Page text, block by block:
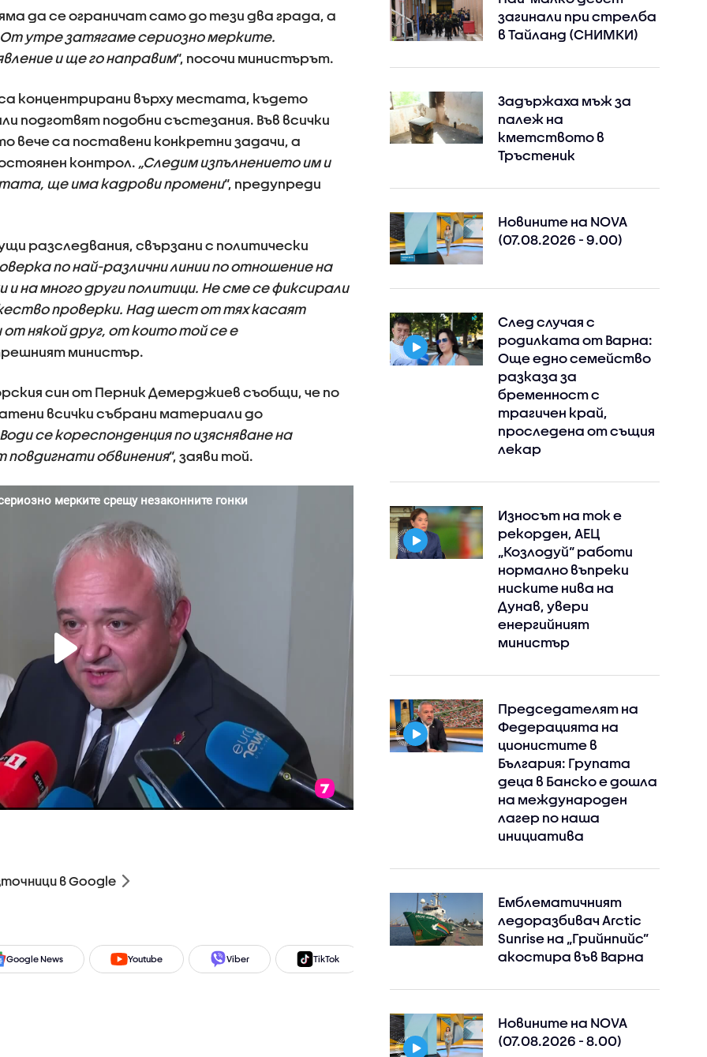
да се ограничат само до тези два града, а
утре затягаме сериозно мерките.
и ще го направим“, посочи министърът.
концентрирани върху местата, където
подготвят подобни състезания. Във всички
са поставени конкретни задачи, а
контрол. „Следим изпълнението им и
ще има кадрови промени“, предупреди
разследвания, свързани с политически
по най-различни линии по отношение на
на много други политици. Не сме се фиксирали
проверки. Над шест от тях касаят
някой друг, от които той се е
министър.
син от Перник Демерджиев съобщи, че по
всички събрани материали до
се кореспонденция по изясняване на
обвинения“, заяви той.
в Google
Google News Youtube Viber TikTok Facebook
загинали при стрелба
в Тайланд (СНИМКИ)
Задържаха мъж за
палеж на
кметството в
Тръстеник
Новините на NOVA
(07.08.2026 - 9.00)
След случая с
родилката от Варна:
Още едно семейство
разказа за
бременност с
трагичен край,
проследена от същия
лекар
Износът на ток е
рекорден, АЕЦ
„Козлодуй“ работи
нормално въпреки
ниските нива на
Дунав, увери
енергийният
министър
Председателят на
Федерацията на
ционистите в
България: Групата
деца в Банско е дошла
на международен
лагер по наша
инициатива
Емблематичният
ледоразбивач Arctic
Sunrise на „Грийнпийс”
акостира във Варна
Новините на NOVA
(07.08.2026 - 8.00)